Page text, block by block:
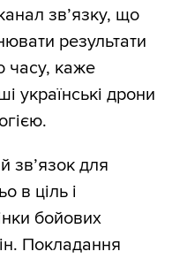
зв’язку, що
результати
часу, каже
українські дрони
зв’язок для
в ціль і
бойових
Покладання